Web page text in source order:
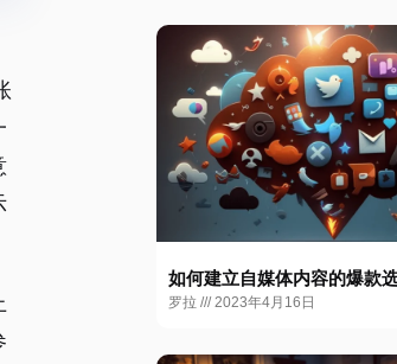
如何建立自媒体内容的爆款
罗拉 2023年4月16日